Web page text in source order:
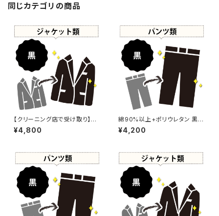
同じカテゴリの商品
【クリーニング店で受け取り】綿
50%以上+ポリウレタン+ナイロ
ン 黒染め ジャケット 【元色：ベ
¥4,800
綿90%以上+ポリウレタン 黒染
め パンツ 【元色：ブラウン系 -
色あせあり】 -染め直し[漆黒 -
¥4,200